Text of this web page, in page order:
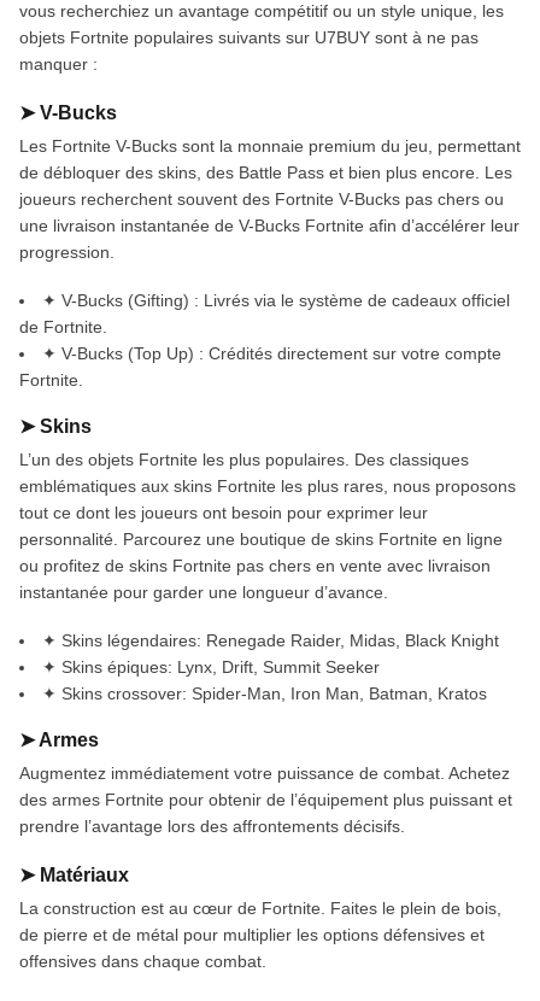
vous recherchiez un avantage compétitif ou un style unique, les
objets Fortnite populaires suivants sur U7BUY sont à ne pas
manquer :
➤ V-Bucks
Les Fortnite V-Bucks sont la monnaie premium du jeu, permettant
de débloquer des skins, des Battle Pass et bien plus encore. Les
joueurs recherchent souvent des Fortnite V-Bucks pas chers ou
une livraison instantanée de V-Bucks Fortnite afin d’accélérer leur
progression.
✦ V-Bucks (Gifting) : Livrés via le système de cadeaux officiel
de Fortnite.
✦ V-Bucks (Top Up) : Crédités directement sur votre compte
Fortnite.
➤ Skins
L’un des objets Fortnite les plus populaires. Des classiques
emblématiques aux skins Fortnite les plus rares, nous proposons
tout ce dont les joueurs ont besoin pour exprimer leur
personnalité. Parcourez une boutique de skins Fortnite en ligne
ou profitez de skins Fortnite pas chers en vente avec livraison
instantanée pour garder une longueur d’avance.
✦ Skins légendaires: Renegade Raider, Midas, Black Knight
✦ Skins épiques: Lynx, Drift, Summit Seeker
✦ Skins crossover: Spider-Man, Iron Man, Batman, Kratos
➤ Armes
Augmentez immédiatement votre puissance de combat. Achetez
des armes Fortnite pour obtenir de l’équipement plus puissant et
prendre l’avantage lors des affrontements décisifs.
➤ Matériaux
La construction est au cœur de Fortnite. Faites le plein de bois,
de pierre et de métal pour multiplier les options défensives et
offensives dans chaque combat.